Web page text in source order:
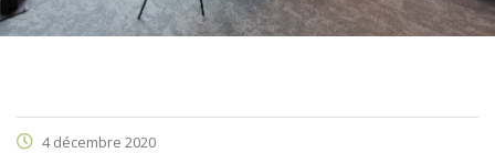
4 décembre 2020